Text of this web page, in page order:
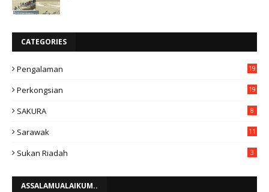
CATEGORIES
Pengalaman 19
Perkongsian 19
SAKURA 8
Sarawak 11
Sukan Riadah 3
ASSALAMUALAIKUM..